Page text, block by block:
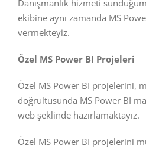
Danışmanlık hizmeti
ekibine aynı zamanda MS
vermekteyiz.
Özel MS Power BI Projeleri
Özel MS Power BI projelerini,
doğrultusunda MS Power BI
web şeklinde hazırlamaktayız.
Özel MS Power BI projelerini